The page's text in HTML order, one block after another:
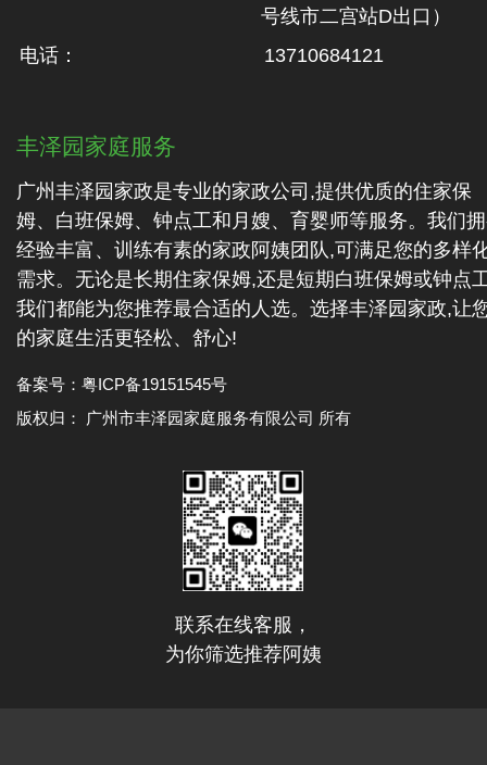
号线市二‬宫站D出口）
电话：
13710684121
丰泽园家庭服务
广州丰泽园家政是专业的家政公司,提供优质的住家保
姆、白班保姆、钟点工和月嫂、育婴师等服务。我们
经验丰富、训练有素的家政阿姨团队,可满足您的多样
需求。无论是长期住家保姆,还是短期白班保姆或钟点
我们都能为您推荐最合适的人选。选择丰泽园家政,让
的家庭生活更轻松、舒心!
备案号： 粤ICP备19151545号
版权归： 广州市丰泽园家庭服务有限公司 所有
联系在线客服，
为你筛选推荐阿姨